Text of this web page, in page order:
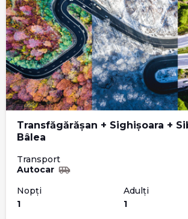
Transfăgărășan + Sighișoara +
Bâlea
Transport
Autocar
Nopți
1
Adulți
1